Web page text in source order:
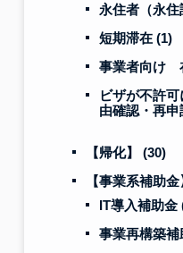
永住者（永住
短期滞在 (1)
事業者向け
ビザが不許
由確認・再申
【帰化】 (30)
【事業系補助金
IT導入補助金
事業再構築補